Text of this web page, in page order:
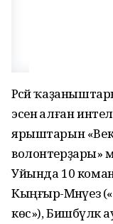
Рәсәй
эсенә алған
ярыштарын
волонтерҙары»
Уйында 10
Кыңғыр-Мәнәүез
көс»), Бишбүләк